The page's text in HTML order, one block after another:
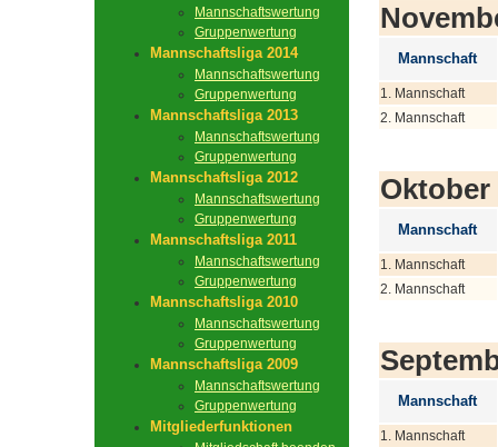
Mannschaftswertung
Gruppenwertung
Mannschaftsliga 2014
Mannschaftswertung
Gruppenwertung
Mannschaftsliga 2013
Mannschaftswertung
Gruppenwertung
Mannschaftsliga 2012
Mannschaftswertung
Gruppenwertung
Mannschaftsliga 2011
Mannschaftswertung
Gruppenwertung
Mannschaftsliga 2010
Mannschaftswertung
Gruppenwertung
Mannschaftsliga 2009
Mannschaftswertung
Gruppenwertung
Mitgliederfunktionen
Mannschaft
1. Mannschaft
2. Mannschaft
Oktober
Mannschaft
1. Mannschaft
2. Mannschaft
Mannschaft
1. Mannschaft